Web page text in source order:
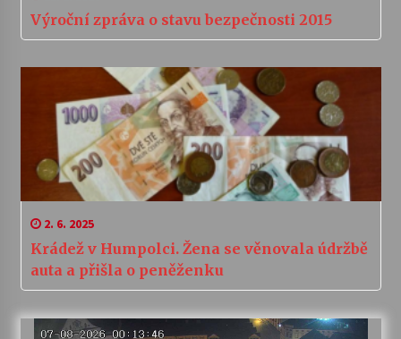
Výroční zpráva o stavu bezpečnosti 2015
2. 6. 2025
Krádež v Humpolci. Žena se věnovala údržbě
auta a přišla o peněženku